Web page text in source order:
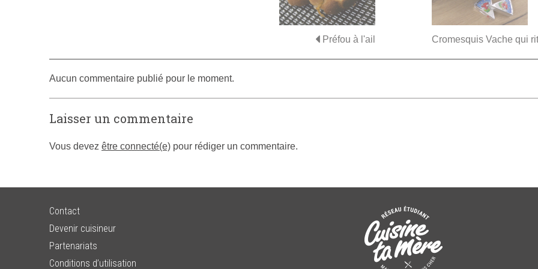
Cromesquis Vache qui
Préfou à l'ail
Aucun commentaire publié pour le moment.
Laisser un commentaire
Vous devez être connecté(e) pour rédiger un commentaire.
Contact
Devenir cuisineur
Partenariats
Conditions d’utilisation